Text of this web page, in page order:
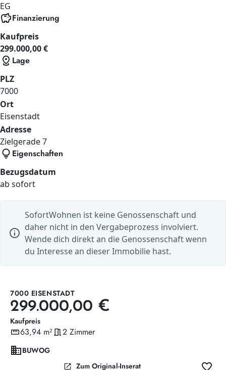
EG
savingsFinanzierung
Kaufpreis
299.000,00 €
distance Lage
PLZ
7000
Ort
Eisenstadt
Adresse
Zielgerade7
lightbulb Eigenschaften
Bezugsdatum
ab sofort
info
SofortWohnen ist keine Genossenschaft und
daher nicht in den Vergabeprozess involviert.
Wende dich direkt an die Genossenschaft wenn
du Interesse an dieser Immobilie hast.
7000 EISENSTADT
299.000,00 €
Kaufpreis
straighten
Wohnfläche
63,94 m²meeting_room
Zimmer
2 Zimmer
domainBUWOG
open_in_new Zum Original-Inserat favorite